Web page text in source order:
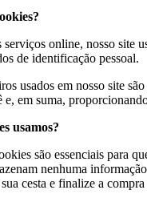
online, nosso site
de identificação pessoal.
usados ​​em nosso site
e, em suma,
usamos?
são essenciais para
nenhuma
cesta e finalize a